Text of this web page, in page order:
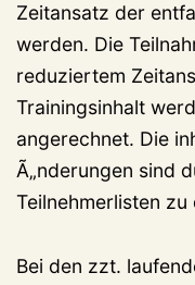
Zeitansatz der
werden. Die
reduziertem
Trainingsinhalt
angerechnet. Die
Ã„nderungen sind
Teilnehmerlisten
Bei den zzt.